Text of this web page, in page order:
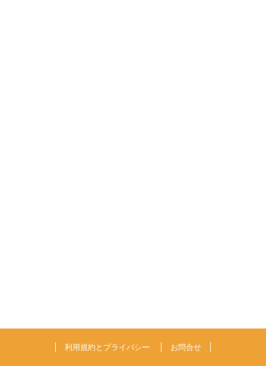
利用規約とプライバシー お問合せ